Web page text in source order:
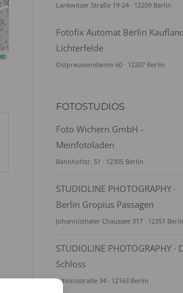
Lankwitzer Straße 19-24 · 12209 Berlin
Fotofix Automat Berlin
Lichterfelde
Ostpreussendamm 60 · 12207 Berlin
FOTOSTUDIOS
Foto Wichern GmbH -
Meinfotoladen
Bahnhofstr. 51 · 12305 Berlin
STUDIOLINE PHOTOGRAPHY ·
Berlin Gropius Passagen
Johannisthaler Chaussee 317 · 12351
STUDIOLINE PHOTOGRAPHY ·
Schloss
Schlossstraße 34 · 12163 Berlin